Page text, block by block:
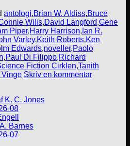
antologi,Brian W. Aldiss,Bruce
Wilis,David Langford,Gene
Piper,Harry Harrison, Ian R.
Varley,Keith Roberts,Ken
Edwards,noveller,Paolo
,Paul Di Filippo,Richard
Fiction Cirklen,Tanith
Vinge Skriv en kommentar
K. C. Jones
08
Barnes
07